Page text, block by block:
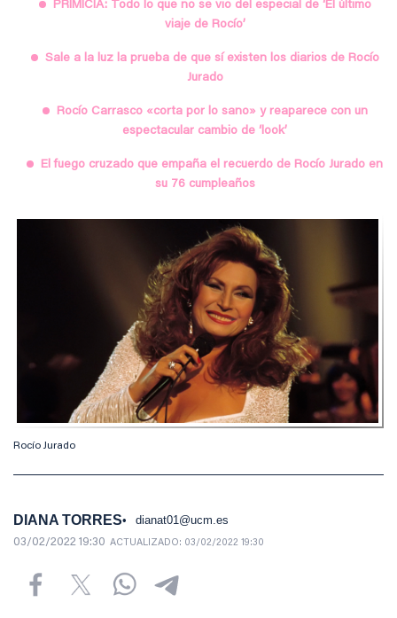
PRIMICIA: Todo lo que no se vio del especial de ‘El último
viaje de Rocío’
Sale a la luz la prueba de que sí existen los diarios de Rocío
Jurado
Rocío Carrasco «corta por lo sano» y reaparece con un
espectacular cambio de ‘look’
El fuego cruzado que empaña el recuerdo de Rocío Jurado en
su 76 cumpleaños
Rocío Jurado
DIANA TORRES dianat01@ucm.es
03/02/2022 19:30 ACTUALIZADO: 03/02/2022 19:30